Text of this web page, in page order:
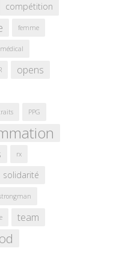
compétition
femme
médical
opens
PPG
rx
solidarité
team